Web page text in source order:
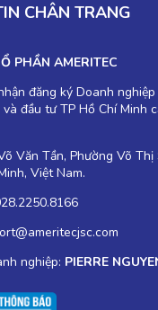
CHÂN TRANG
PHẦN AMERITEC
đăng ký Doanh
và đầu tư TP Hồ Chí Minh
Văn Tần, Phường Võ Thị
Việt Nam.
nghiệp: PIERRE